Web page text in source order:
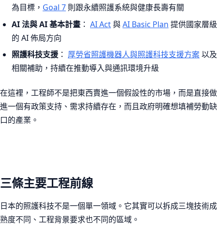
為目標， Goal 7 則跟永續照護系統與健康長壽有關
AI 法與 AI 基本計畫 ： AI Act與AI Basic Plan 提供國家層級
的 AI 佈局方向
照護科技支援 ： 厚勞省照護機器人與照護科技支援方案以及
相關補助，持續在推動導入與通訊環境升級
在這裡，工程師不是把東西賣進一個假設性的市場，而是直接做
進一個有政策支持、需求持續存在，而且政府明確想填補勞動缺
口的產業。
三條主要工程前線
日本的照護科技不是一個單一領域。它其實可以拆成三塊技術成
熟度不同、工程背景要求也不同的區域。